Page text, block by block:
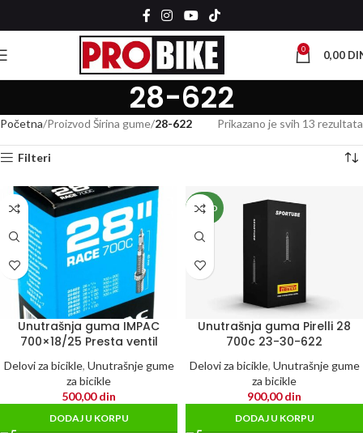
0 0,00
28-622
Početna Proizvod Širina gume 28-622 Prikazano je svih 13 rezultata
Filteri
Unutrašnja guma IMPAC
700×18/25 Presta ventil
Delovi za bicikle, Unutrašnje gume
za bicikle
500,00din
DODAJ U KORPU
NOVO
Unutrašnja guma Pirelli 28
700c 23-30-622
Delovi za bicikle, Unutrašnje gume
za bicikle
900,00din
DODAJ U KORPU